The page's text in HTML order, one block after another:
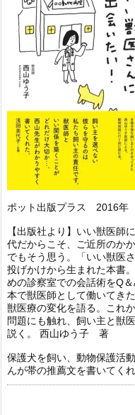
ポット出版プラス 2016年
【出版社より】いい獣医師
代だからこそ、ご近所のか
でもそう思う。「いい獣医
投げかけから生まれた本書
めの診察室での会話術をQ
本で獣医師として働いてき
獣医療の変化を語る。これ
問題にも触れ、飼い主と獣
説く。 西山ゆう子 著
保護犬を飼い、動物保護活
んが帯の推薦文を書いてくれ